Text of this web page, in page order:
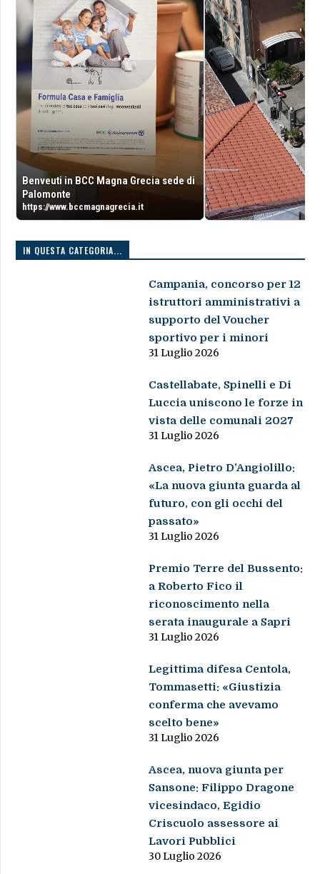
Benveuti in BCC Magna Grecia sede di
Palomonte
https://www.bccmagnagrecia.it
IN QUESTA CATEGORIA...
Campania, concorso per 12
istruttori amministrativi a
supporto del Voucher
sportivo per i minori
31 Luglio 2026
Castellabate, Spinelli e Di
Luccia uniscono le forze in
vista delle comunali 2027
31 Luglio 2026
Ascea, Pietro D’Angiolillo:
«La nuova giunta guarda al
futuro, con gli occhi del
passato»
31 Luglio 2026
Premio Terre del Bussento:
a Roberto Fico il
riconoscimento nella
serata inaugurale a Sapri
31 Luglio 2026
Legittima difesa Centola,
Tommasetti: «Giustizia
conferma che avevamo
scelto bene»
31 Luglio 2026
Ascea, nuova giunta per
Sansone: Filippo Dragone
vicesindaco, Egidio
Criscuolo assessore ai
Lavori Pubblici
30 Luglio 2026